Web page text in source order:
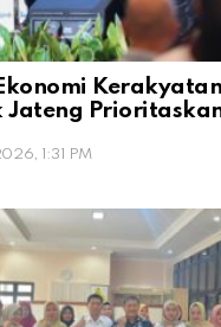
Jateng
1:31 PM